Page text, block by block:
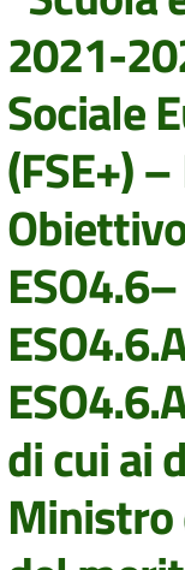
2021-
Sociale
(FSE+)
di cui ai
Ministro